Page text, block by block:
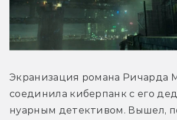
Экранизация романа Ричарда
соединила киберпанк с его
нуарным детективом. Вышел,